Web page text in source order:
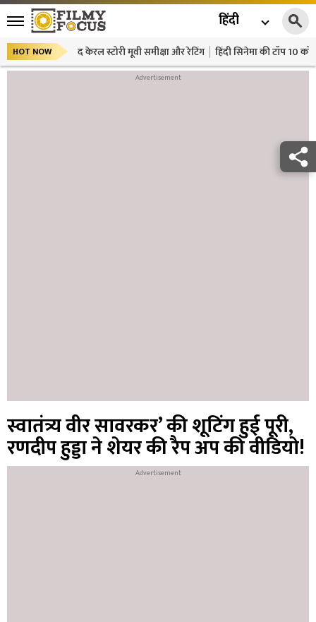
हिंदी
HOT NOW द केरल स्टोरी मूवी समीक्षा और रेटिंग हिंदी सिनेमा की टॉप 10
स्वातंत्र्य वीर सावरकर’ की शूटिंग हुई पूरी,
रणदीप हुड्डा ने शेयर की रैप अप की वीडियो!